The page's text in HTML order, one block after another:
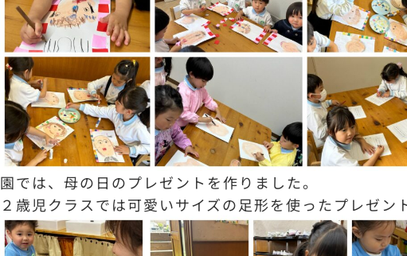
園では、母の日のプレゼントを作りました。
２歳児クラスでは可愛いサイズの足形を使ったプレゼン